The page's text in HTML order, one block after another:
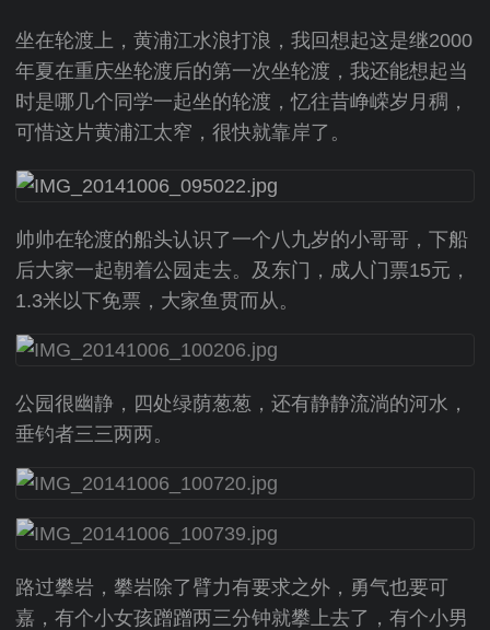
坐在轮渡上，黄浦江水浪打浪，我回想起这是继2000
年夏在重庆坐轮渡后的第一次坐轮渡，我还能想起当
时是哪几个同学一起坐的轮渡，忆往昔峥嵘岁月稠，
可惜这片黄浦江太窄，很快就靠岸了。
帅帅在轮渡的船头认识了一个八九岁的小哥哥，下船
后大家一起朝着公园走去。及东门，成人门票15元，
1.3米以下免票，大家鱼贯而从。
公园很幽静，四处绿荫葱葱，还有静静流淌的河水，
垂钓者三三两两。
路过攀岩，攀岩除了臂力有要求之外，勇气也要可
嘉，有个小女孩蹭蹭两三分钟就攀上去了，有个小男